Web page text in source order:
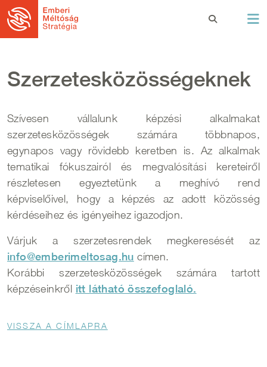
Ugrás a tartalomra
Szerzetesközösségeknek
Szívesen vállalunk képzési alkalmakat
szerzetesközösségek számára többnapos,
egynapos vagy rövidebb keretben is. Az alkalmak
tematikai fókuszairól és megvalósítási kereteiről
részletesen egyeztetünk a meghívó rend
képviselőivel, hogy a képzés az adott közösség
kérdéseihez és igényeihez igazodjon.
Várjuk a szerzetesrendek megkeresését az
info@emberimeltosag.hu címen.
Korábbi szerzetesközösségek számára tartott
képzéseinkről itt látható összefoglaló.
Morzsa
VISSZA A CÍMLAPRA